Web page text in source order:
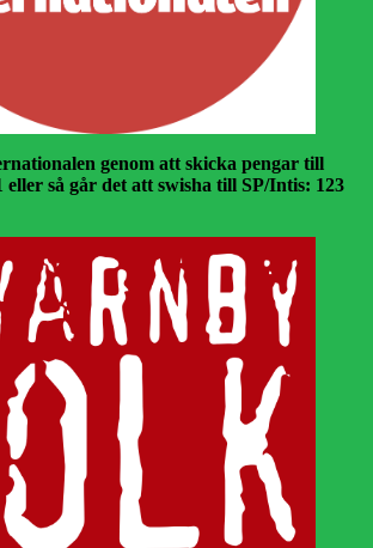
genom att skicka pengar till
eller så går det att swisha till SP/Intis: 123